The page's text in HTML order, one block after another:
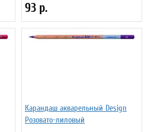
93 р.
Карандаш акварельный Design
Розовато-лиловый